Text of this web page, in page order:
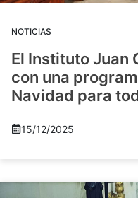
NOTICIAS
El Instituto Juan
con una
Navidad para
15/12/2025